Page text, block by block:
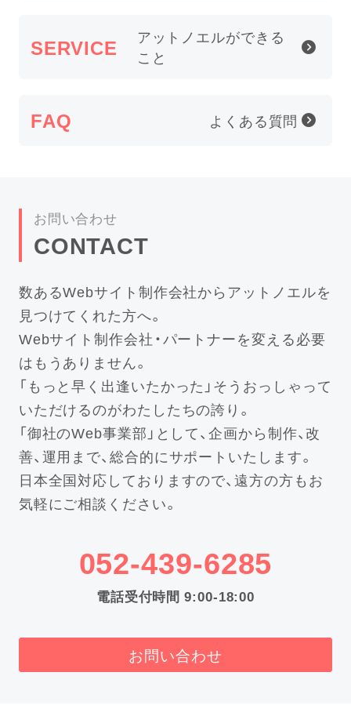
SERVICE アットノエルができる
こと
FAQ よくある質問
お問い合わせ
CONTACT
数あるWebサイト制作会社からアットノエルを
見つけてくれた方へ。
Webサイト制作会社・パートナーを変える必要
はもうありません。
「もっと早く出逢いたかった」そうおっしゃって
いただけるのがわたしたちの誇り。
「御社のWeb事業部」として、企画から制作、改
善、運用まで、総合的にサポートいたします。
日本全国対応しておりますので、遠方の方もお
気軽にご相談ください。
052-439-6285
電話受付時間 9:00-18:00
お問い合わせ